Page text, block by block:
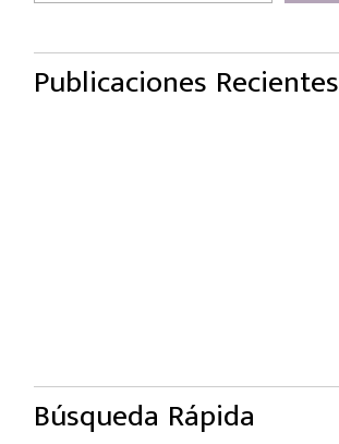
Publicaciones Recientes
Búsqueda Rápida